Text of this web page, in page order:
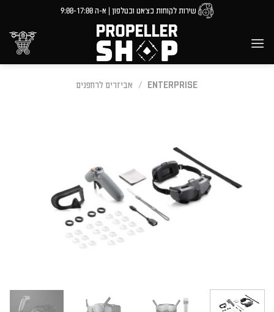
content
שירות לקוחות בצ'אט ובטלפון | א-ה 9:00-17:00
ENTERPRISE
/ אביזרים לרחפנים